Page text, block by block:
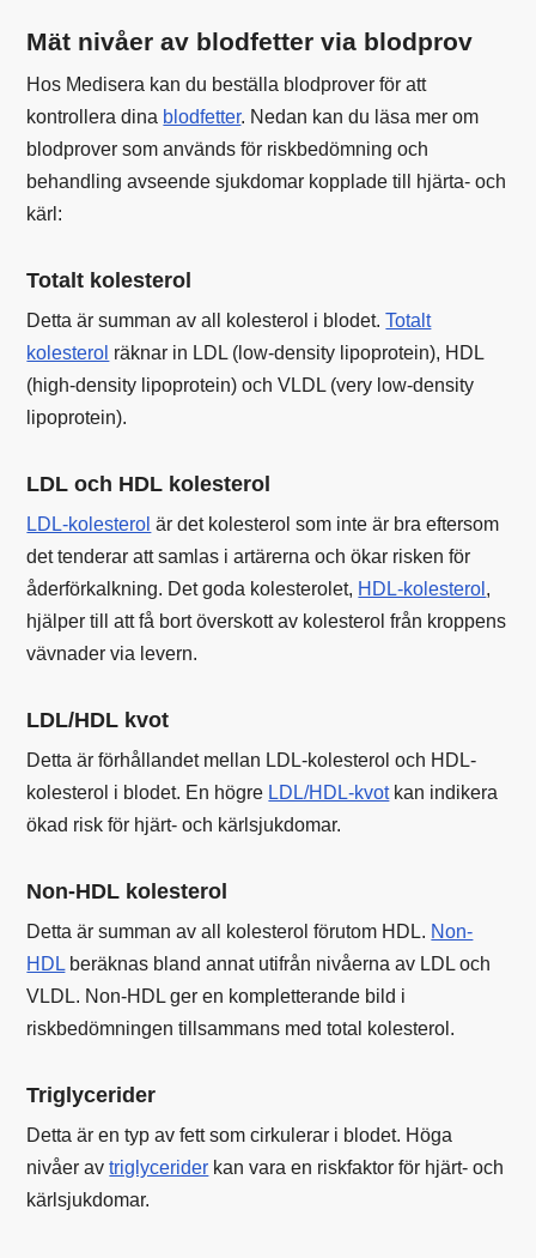
Mät nivåer av blodfetter via blodprov
Hos Medisera kan du beställa blodprover för att
kontrollera dina blodfetter. Nedan kan du läsa mer om
blodprover som används för riskbedömning och
behandling avseende sjukdomar kopplade till hjärta- och
kärl:
Totalt kolesterol
Detta är summan av all kolesterol i blodet.Totalt
kolesterol räknar in LDL (low-density lipoprotein), HDL
(high-density lipoprotein) och VLDL (very low-density
lipoprotein).
LDL och HDL kolesterol
LDL-kolesterol är det kolesterol som inte är bra eftersom
det tenderar att samlas i artärerna och ökar risken för
åderförkalkning. Det goda kolesterolet, HDL-kolesterol ,
hjälper till att få bort överskott av kolesterol från kroppens
vävnader via levern.
LDL/HDL kvot
Detta är förhållandet mellan LDL-kolesterol och HDL-
kolesterol i blodet. En högre LDL/HDL-kvotkan indikera
ökad risk för hjärt- och kärlsjukdomar.
Non-HDL kolesterol
Detta är summan av all kolesterol förutom HDL. Non-
HDL beräknas bland annat utifrån nivåerna av LDL och
VLDL. Non-HDL ger en kompletterande bild i
riskbedömningen tillsammans med total kolesterol.
Triglycerider
Detta är en typ av fett som cirkulerar i blodet. Höga
nivåer avtriglycerider kan vara en riskfaktor för hjärt- och
kärlsjukdomar.